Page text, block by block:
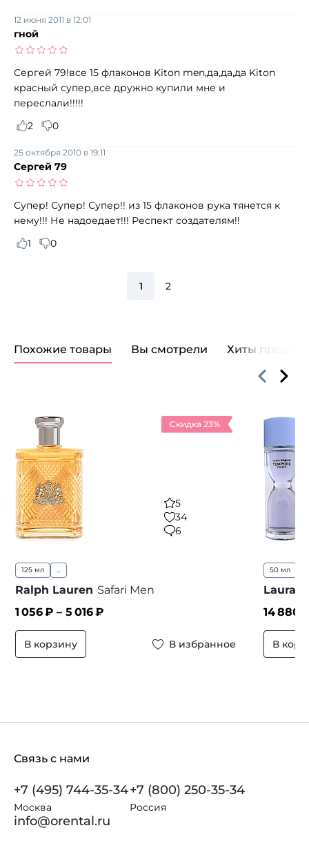
гной
12 июня 2011 в 12:01
Сергей 79!все 15 флаконов Kiton men,да,да,да Kiton
красный супер,все дружно купили мне и
переслали!!!!!
2
0
Сергей 79
25 октября 2010 в 19:11
Супер! Супер! Супер!! из 15 флаконов рука тянется к
нему!!! Не надоедает!!! Респект создателям!!
1
0
1 2
Похожие товары Вы смотрели Хиты продаж
Скидка 23%
5
34
6
125 мл
Ralph Lauren Safari Men
1 056₽ – 5 016₽
В корзину В избранное
50 мл
Laura
14 880
В
Связь с нами
+7 (495) 744-35-34
Москва
+7 (800) 250-35-34
Россия
info@orental.ru